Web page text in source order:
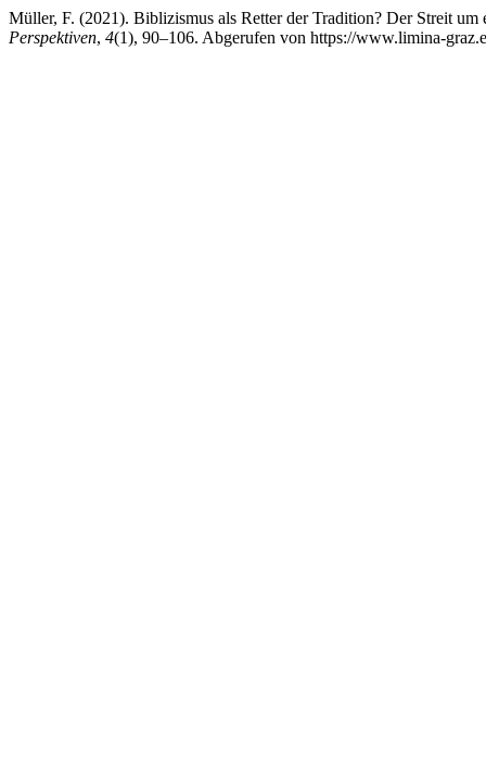
Müller, F. (2021). Biblizismus als Retter der Tradition? Der Streit
Perspektiven, 4(1), 90–106. Abgerufen von https://www.limina-